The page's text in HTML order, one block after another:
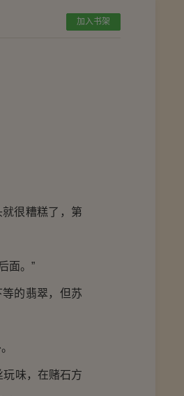
加入书架
很糟糕了，第
面。”
的翡翠，但苏
味，在赌石方